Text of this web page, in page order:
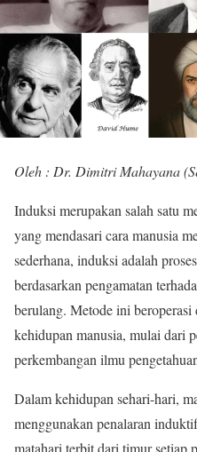
Oleh : Dr. Dimitri Mahayana
Induksi merupakan salah satu
yang mendasari cara manusia
sederhana, induksi adalah
berdasarkan pengamatan
berulang. Metode ini beroperasi
kehidupan manusia, mulai dari
perkembangan ilmu
Dalam kehidupan sehari-hari,
menggunakan penalaran
matahari terbit dari timur setiap